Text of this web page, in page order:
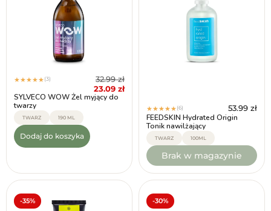
★★★★★(3) 32.99zł
23.09 zł
SYLVECO WOW Żel myjący do
twarzy
TWARZ 190 ML
Dodaj do koszyka
★★★★★(6) 53.99 zł
FEEDSKIN Hydrated Origin
Tonik nawilżający
TWARZ 100ML
Brak w magazynie
-35% -30%